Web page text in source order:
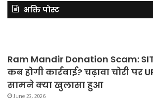
भक्ति पोस्ट
Ram Mandir Donation Scam: SIT
कब होगी कार्रवाई? चढ़ावा चोरी पर
सामने क्या खुलासा हुआ
June 23, 2026